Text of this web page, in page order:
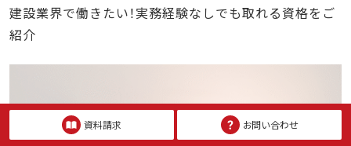
建設業界で働きたい！実務経験なしでも取れる資格をご
紹介
資料請求 お問い合わせ